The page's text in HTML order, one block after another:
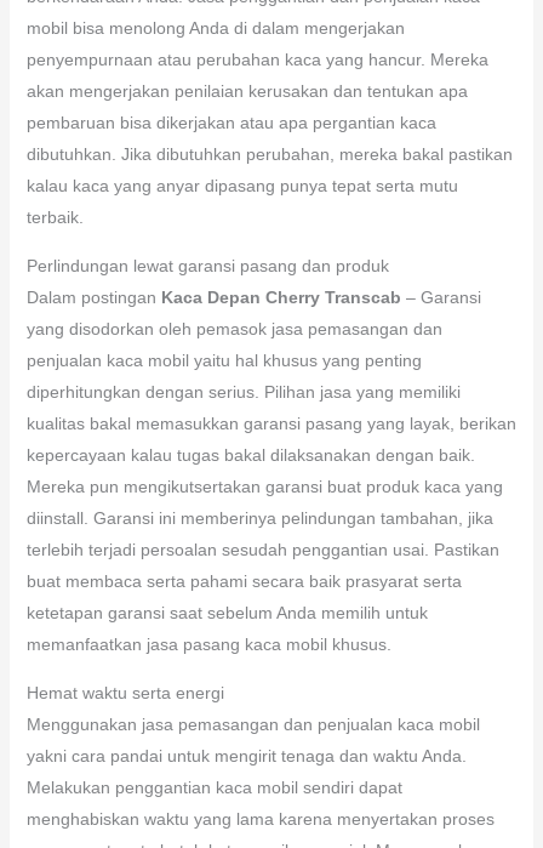
mobil bisa menolong Anda di dalam mengerjakan
penyempurnaan atau perubahan kaca yang hancur. Mereka
akan mengerjakan penilaian kerusakan dan tentukan apa
pembaruan bisa dikerjakan atau apa pergantian kaca
dibutuhkan. Jika dibutuhkan perubahan, mereka bakal pastikan
kalau kaca yang anyar dipasang punya tepat serta mutu
terbaik.
Perlindungan lewat garansi pasang dan produk
Dalam postingan Kaca Depan Cherry Transcab – Garansi
yang disodorkan oleh pemasok jasa pemasangan dan
penjualan kaca mobil yaitu hal khusus yang penting
diperhitungkan dengan serius. Pilihan jasa yang memiliki
kualitas bakal memasukkan garansi pasang yang layak, berikan
kepercayaan kalau tugas bakal dilaksanakan dengan baik.
Mereka pun mengikutsertakan garansi buat produk kaca yang
diinstall. Garansi ini memberinya pelindungan tambahan, jika
terlebih terjadi persoalan sesudah penggantian usai. Pastikan
buat membaca serta pahami secara baik prasyarat serta
ketetapan garansi saat sebelum Anda memilih untuk
memanfaatkan jasa pasang kaca mobil khusus.
Hemat waktu serta energi
Menggunakan jasa pemasangan dan penjualan kaca mobil
yakni cara pandai untuk mengirit tenaga dan waktu Anda.
Melakukan penggantian kaca mobil sendiri dapat
menghabiskan waktu yang lama karena menyertakan proses